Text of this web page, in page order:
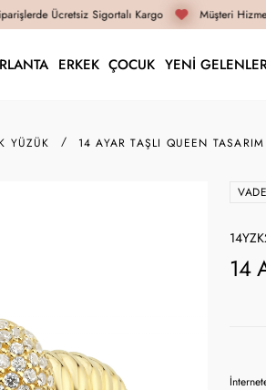
Ücretsiz Sigortalı Kargo Müşteri
ERKEK ÇOCUK YENİ
YÜZÜK 14 AYAR TAŞLI QUEEN
14